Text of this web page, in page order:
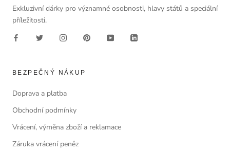
Exkluzivní dárky pro významné osobnosti, hlavy států a speciální
příležitosti.
BEZPEČNÝ NÁKUP
Doprava a platba
Obchodní podmínky
Vrácení, výměna zboží a reklamace
Záruka vrácení peněz